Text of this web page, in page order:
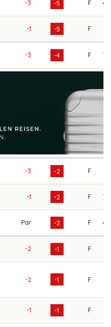
-3 -5 F 69
-1 -5 F
-3 -4 F 70
-3 -2 F 72
-1 -2 F 70
Par -2 F 69
-2 -1 F 72
-2 -1 F 72
-1 -1 F